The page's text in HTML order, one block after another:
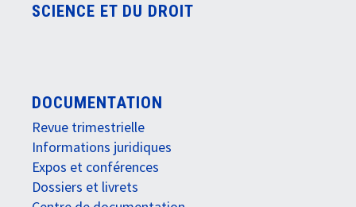
SCIENCE ET DU DROIT
DOCUMENTATION
Revue trimestrielle
Informations juridiques
Expos et conférences
Dossiers et livrets